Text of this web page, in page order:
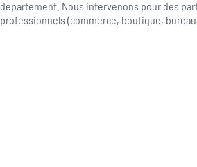
département. Nous intervenons pour des
professionnels (commerce, boutique,